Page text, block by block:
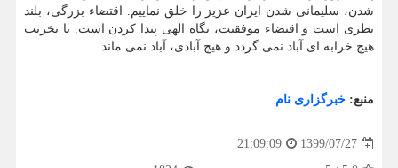
شدن، سلیمانی شدن ایران عزیز را خلق نماییم. اقتضاء بزرگی، بلند
نظری است و اقتضاء موفقیت، نگاه الهی پیدا کردن است. با تخریب
هیچ خرابه ای آباد نمی گردد و هیچ آبادی، آباد نمی ماند.
منبع: خبرگزاری نام
1399/07/27
21:09:09